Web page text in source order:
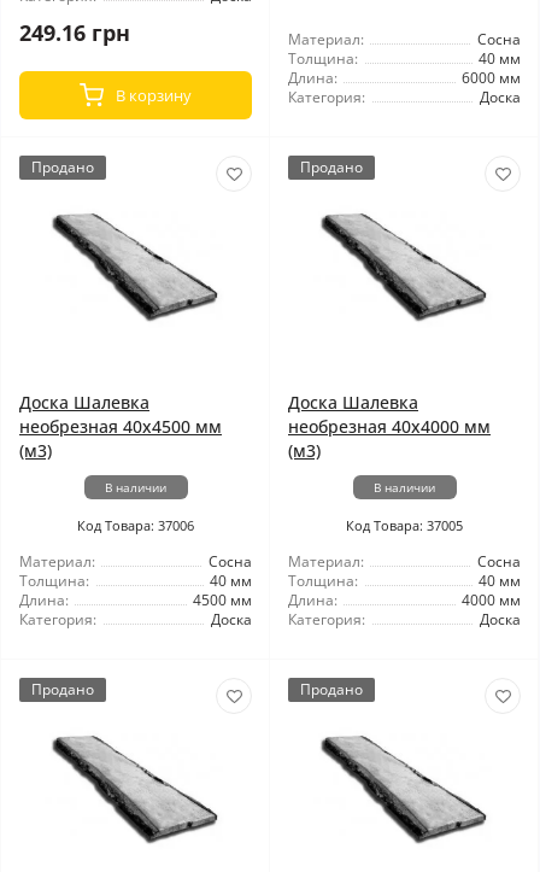
249.16 грн
В корзину
Материал:
Сосна
Толщина:
40 мм
Длина:
6000 мм
Категория:
Доска
Продано
Доска Шалевка
необрезная 40x4500 мм
(м3)
В наличии
Код Товара: 37006
Материал:
Сосна
Толщина:
40 мм
Длина:
4500 мм
Категория:
Доска
Продано
Доска Шалевка
необрезная 40x4000 мм
(м3)
В наличии
Код Товара: 37005
Материал:
Сосна
Толщина:
40 мм
Длина:
4000 мм
Категория:
Доска
Продано Продано